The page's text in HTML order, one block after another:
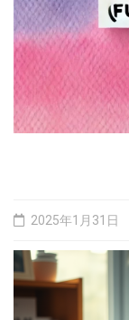
2025年1月31日